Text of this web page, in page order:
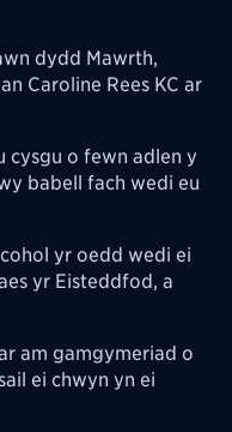
dydd Mawrth,
Caroline Rees KC ar
cysgu o fewn adlen y
babell fach wedi eu
yr oedd wedi ei
yr Eisteddfod, a
am gamgymeriad o
ei chwyn yn ei